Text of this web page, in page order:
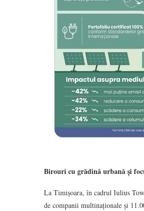
Birouri cu grădină urbană și
La Timișoara, în cadrul Iulius
de companii multinaționale și